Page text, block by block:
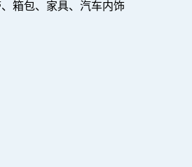
箱包、家具、汽车内饰